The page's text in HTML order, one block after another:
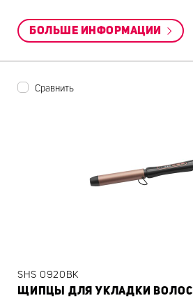
БОЛЬШЕ ИНФОРМАЦИИ
Сравнить
SHS 0920BK
ЩИПЦЫ ДЛЯ УКЛАДКИ ВОЛОС